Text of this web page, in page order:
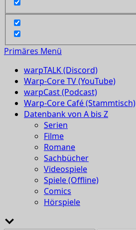
Primäres Menü
warpTALK (Discord)
Warp-Core TV (YouTube)
warpCast (Podcast)
Warp-Core Café (Stammtisch)
Datenbank von A bis Z
Serien
Filme
Romane
Sachbücher
Videospiele
Spiele (Offline)
Comics
Hörspiele